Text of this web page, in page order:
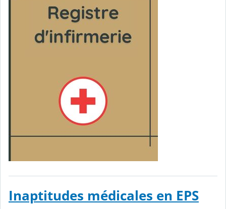
Inaptitudes médicales en EPS